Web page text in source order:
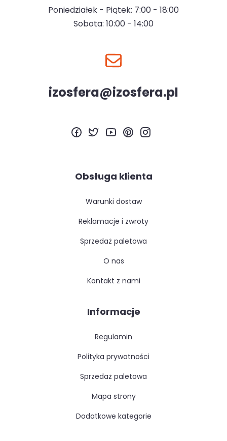
Poniedziałek - Piątek: 7:00 - 18:00
Sobota: 10:00 - 14:00
izosfera@izosfera.pl
Obsługa klienta
warunki dostaw
reklamacje i zwroty
sprzedaż paletowa
o nas
kontakt z nami
Informacje
regulamin
polityka prywatności
sprzedaż paletowa
mapa strony
dodatkowe kategorie